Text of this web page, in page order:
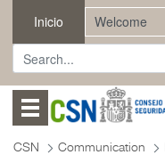
Skip to Main Content
Inicio
Abrir menú
CSN Communication